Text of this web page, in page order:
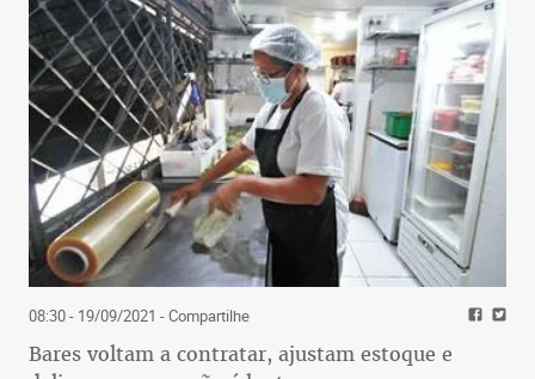
08:30 - 19/09/2021 - Compartilhe
Bares voltam a contratar, ajustam estoque e